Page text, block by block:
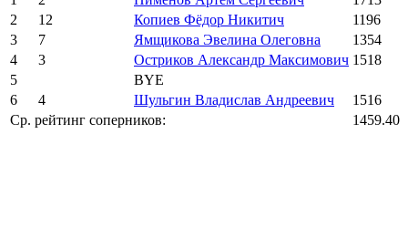
2
12 Копиев Фёдор Никитич
1196
3
7 Ямщикова Эвелина Олеговна
1354
4
3 Остриков Александр Максимович 1518
5
BYE
6
4 Шульгин Владислав Андреевич
1516
Ср. рейтинг соперников:
1459.40